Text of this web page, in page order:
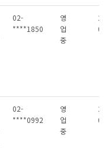
02-
****1850
영
업
중
02-
****0992
영
업
중